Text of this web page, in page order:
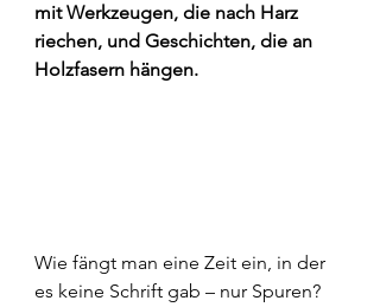
mit Werkzeugen, die nach Harz
riechen, und Geschichten, die an
Holzfasern hängen.
Wie fängt man eine Zeit ein, in der
es keine Schrift gab – nur Spuren?